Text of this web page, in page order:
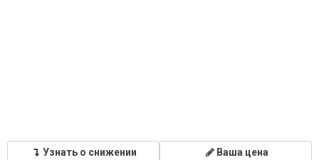
Узнать о снижении Ваша цена